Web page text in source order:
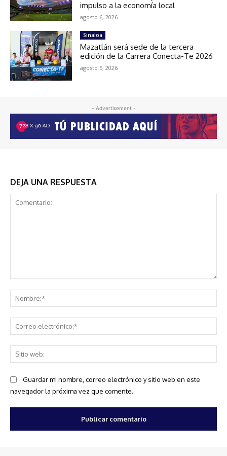
impulso a la economía local
agosto 6, 2026
Sinaloa
Mazatlán será sede de la tercera
edición de la Carrera Conecta-Te 2026
agosto 5, 2026
- Advertisement -
DEJA UNA RESPUESTA
Guardar mi nombre, correo electrónico y sitio web en este
navegador la próxima vez que comente.